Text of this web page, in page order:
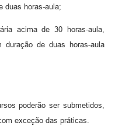
duas horas-aula;
acima de 30 horas-aula,
de duas horas-aula
poderão ser submetidos,
exceção das práticas.